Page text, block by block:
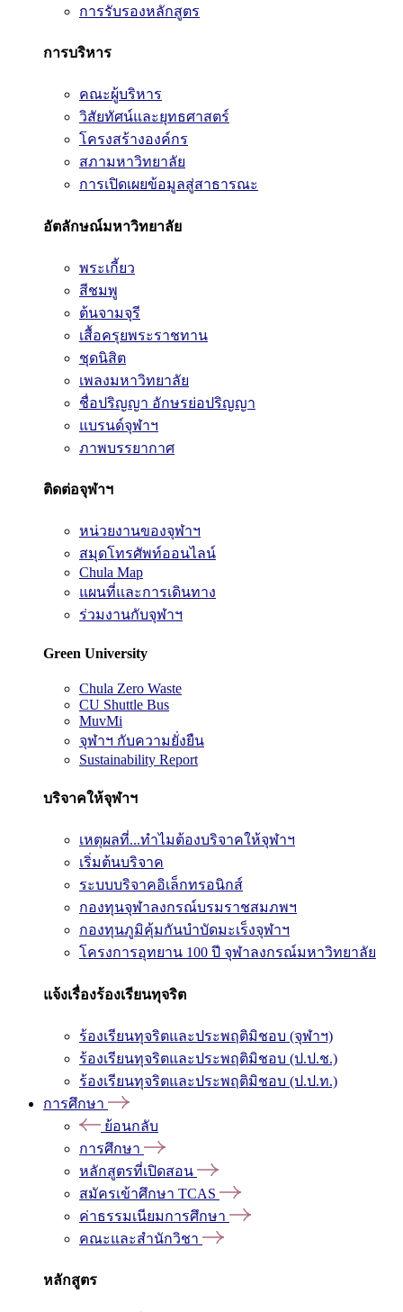
การรับรองหลักสูตร
การบริหาร
คณะผู้บริหาร
วิสัยทัศน์และยุทธศาสตร์
โครงสร้างองค์กร
สภามหาวิทยาลัย
การเปิดเผยข้อมูลสู่สาธารณะ
อัตลักษณ์มหาวิทยาลัย
พระเกี้ยว
สีชมพู
ต้นจามจุรี
เสื้อครุยพระราชทาน
ชุดนิสิต
เพลงมหาวิทยาลัย
ชื่อปริญญา อักษรย่อปริญญา
แบรนด์จุฬาฯ
ภาพบรรยากาศ
ติดต่อจุฬาฯ
หน่วยงานของจุฬาฯ
สมุดโทรศัพท์ออนไลน์
Chula Map
แผนที่และการเดินทาง
ร่วมงานกับจุฬาฯ
Green University
Chula Zero Waste
CU Shuttle Bus
MuvMi
จุฬาฯ กับความยั่งยืน
Sustainability Report
บริจาคให้จุฬาฯ
เหตุผลที่...ทำไมต้องบริจาคให้จุฬาฯ
เริ่มต้นบริจาค
ระบบบริจาคอิเล็กทรอนิกส์
กองทุนจุฬาลงกรณ์บรมราชสมภพฯ
กองทุนภูมิคุ้มกันบำบัดมะเร็งจุฬาฯ
โครงการอุทยาน 100 ปี จุฬาลงกรณ์มหาวิทยาลัย
แจ้งเรื่องร้องเรียนทุจริต
ร้องเรียนทุจริตและประพฤติมิชอบ (จุฬาฯ)
ร้องเรียนทุจริตและประพฤติมิชอบ (ป.ป.ช.)
ร้องเรียนทุจริตและประพฤติมิชอบ (ป.ป.ท.)
การศึกษา
ย้อนกลับ
การศึกษา
หลักสูตรที่เปิดสอน
สมัครเข้าศึกษา TCAS
ค่าธรรมเนียมการศึกษา
คณะและสำนักวิชา
หลักสูตร